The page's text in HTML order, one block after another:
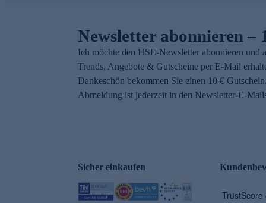
Newsletter abonnieren –
Ich möchte den HSE-Newsletter abonnieren und
Trends, Angebote & Gutscheine per E-Mail
Dankeschön bekommen Sie einen 10 €
Abmeldung ist jederzeit in den Newsletter-E-
Sicher einkaufen